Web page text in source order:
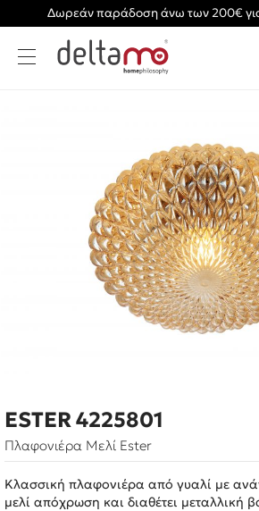
Δωρεάν παράδοση άνω των 200€
ESTER 4225801
Πλαφονιέρα Μελί Ester
Κλασσική πλαφονιέρα από γυαλί με
μελί απόχρωση και διαθέτει